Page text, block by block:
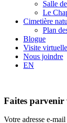
Salle
Le
Cimetière
Plan
Blogue
Visite virtuelle
Nous joindre
EN
Faites parvenir
Votre adresse e-